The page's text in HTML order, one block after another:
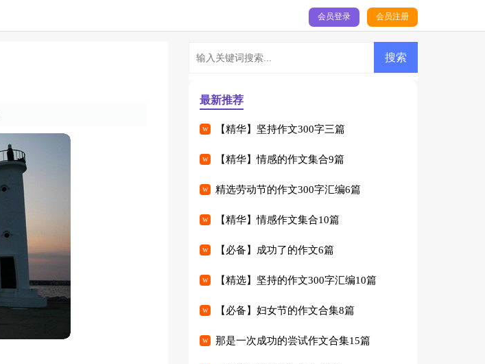
会员登录 会员注册
最新推荐
【精华】坚持作文300字三篇
【精华】情感的作文集合9篇
精选劳动节的作文300字汇编6篇
【精华】情感作文集合10篇
【必备】成功了的作文6篇
【精选】坚持的作文300字汇编10篇
【必备】妇女节的作文合集8篇
那是一次成功的尝试作文合集15篇